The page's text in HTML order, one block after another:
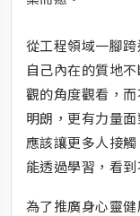
從工程領域一腳
自己內在的質地
觀的角度觀看，
明朗，更有力量
應該讓更多人接
能透過學習，看
為了推廣身心靈